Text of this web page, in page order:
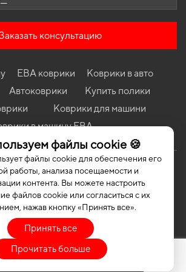
файлы cookie 🍪
файлы cookie для обеспечения его
работы, анализа посещаемости и
контента. Вы можете настроить
файлов cookie или согласиться с их
нажав кнопку «Принять все».
Принять все
Прочитать больше
ix35 (LM) 2010-2013 II поколение USA
X6 G06 2019-… III поколение EU/USA
F36 Gran Coupe 4-Series 2013-2020 I
xDrive
208 2015 - 2019 I поколение EU
DS5 2011-2015 I поколение EU
Tourneo Courier 2014-… I поколение EU
консультацию
ЕВА коврики
Коврики в авто
Автоковрики
Купить полики
Коврики для машини
в машину ЕВА
Публичная оферта
© 2026 | ALL RIGHTS RESERVED